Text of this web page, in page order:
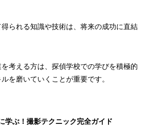
られる知識や技術は、将来の成功に直結
考える方は、探偵学校での学びを積極的
を磨いていくことが重要です。
学ぶ！撮影テクニック完全ガイド